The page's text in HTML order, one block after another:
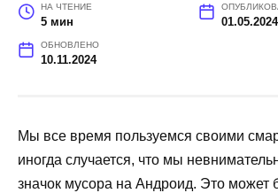
НА ЧТЕНИЕ
5 мин 01.05.2024
ОБНОВЛЕНО
10.11.2024
Мы все время пользуемся своими
иногда случается, что мы
значок мусора на Андроид. Это может